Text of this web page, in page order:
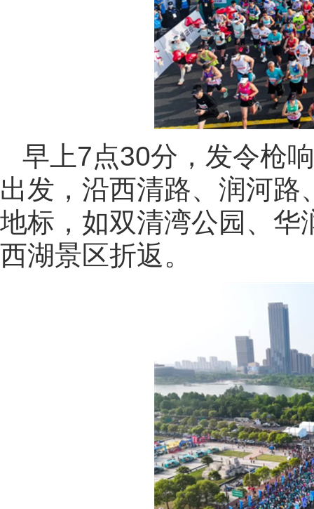
早上7点30分，发令枪
出发，沿西清路、润河
地标，如双清湾公园、华
西湖景区折返。